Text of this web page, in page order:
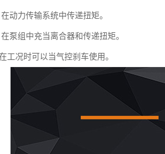
在动力传输系统中传递扭矩。
在泵组中充当离合器和传递扭矩。
工况时可以当气控刹车使用。